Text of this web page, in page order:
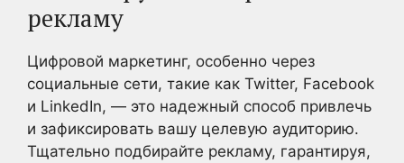
рекламу
Цифровой маркетинг, особенно через
социальные сети, такие как Twitter, Facebook
и LinkedIn, — это надежный способ привлечь
и зафиксировать вашу целевую аудиторию.
Тщательно подбирайте рекламу, гарантируя,